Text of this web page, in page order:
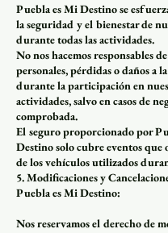
Puebla es Mi Destino se
la seguridad y el bienestar de
durante todas las actividades.
No nos hacemos responsables
personales, pérdidas o daños a
durante la participación en
actividades, salvo en casos de
comprobada.
El seguro proporcionado por
Destino solo cubre eventos
de los vehículos utilizados
5. Modificaciones y
Puebla es Mi Destino:
Nos reservamos el derecho de